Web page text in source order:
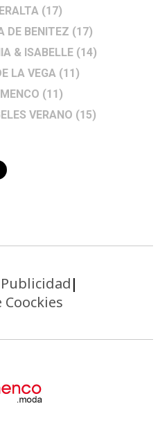
(17)
DE BENITEZ (17)
& ISABELLE (14)
LA VEGA (11)
(11)
VERANO (15)
Publicidad